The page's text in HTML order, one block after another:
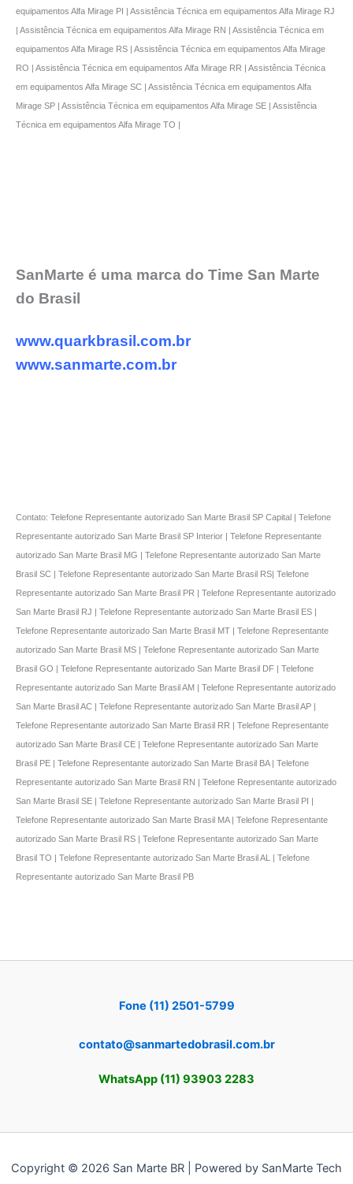
equipamentos Alfa Mirage PI | Assistência Técnica em equipamentos Alfa Mirage RJ
| Assistência Técnica em equipamentos Alfa Mirage RN | Assistência Técnica em
equipamentos Alfa Mirage RS | Assistência Técnica em equipamentos Alfa Mirage
RO | Assistência Técnica em equipamentos Alfa Mirage RR | Assistência Técnica
em equipamentos Alfa Mirage SC | Assistência Técnica em equipamentos Alfa
Mirage SP | Assistência Técnica em equipamentos Alfa Mirage SE | Assistência
Técnica em equipamentos Alfa Mirage TO |
SanMarte é uma marca do Time San Marte
do Brasil
www.quarkbrasil.com.br
www.sanmarte.com.br
Contato: Telefone Representante autorizado San Marte Brasil SP Capital | Telefone
Representante autorizado San Marte Brasil SP Interior | Telefone Representante
autorizado San Marte Brasil MG | Telefone Representante autorizado San Marte
Brasil SC | Telefone Representante autorizado San Marte Brasil RS| Telefone
Representante autorizado San Marte Brasil PR | Telefone Representante autorizado
San Marte Brasil RJ | Telefone Representante autorizado San Marte Brasil ES |
Telefone Representante autorizado San Marte Brasil MT | Telefone Representante
autorizado San Marte Brasil MS | Telefone Representante autorizado San Marte
Brasil GO | Telefone Representante autorizado San Marte Brasil DF | Telefone
Representante autorizado San Marte Brasil AM | Telefone Representante autorizado
San Marte Brasil AC | Telefone Representante autorizado San Marte Brasil AP |
Telefone Representante autorizado San Marte Brasil RR | Telefone Representante
autorizado San Marte Brasil CE | Telefone Representante autorizado San Marte
Brasil PE | Telefone Representante autorizado San Marte Brasil BA | Telefone
Representante autorizado San Marte Brasil RN | Telefone Representante autorizado
San Marte Brasil SE | Telefone Representante autorizado San Marte Brasil PI |
Telefone Representante autorizado San Marte Brasil MA | Telefone Representante
autorizado San Marte Brasil RS | Telefone Representante autorizado San Marte
Brasil TO | Telefone Representante autorizado San Marte Brasil AL | Telefone
Representante autorizado San Marte Brasil PB
Fone (11) 2501-5799
contato@sanmartedobrasil.com.br
WhatsApp (11) 93903 2283
Copyright © 2026 San Marte BR | Powered by SanMarte Tech